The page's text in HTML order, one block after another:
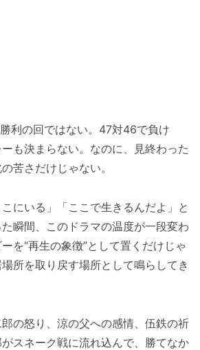
勝利の回ではない。47対46で負け
も決まらない。なのに、見終わった
苦さだけじゃない。
にいる」「ここで生きるんだよ」と
瞬間、このドラマの温度が一段変わ
を“再生の象徴”として置くだけじゃ
所を取り戻す場所として鳴らしてき
の怒り、涼の父への感情、伍鉄の祈
スネーク戦に流れ込んで、勝てなか